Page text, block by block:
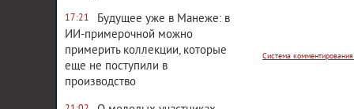
17:21
Будущее уже в Манеже: в
ИИ-примерочной можно
примерить коллекции, которые
еще не поступили в
производство